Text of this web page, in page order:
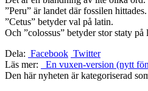
”Peru” är landet där fossilen hittades.
”Cetus” betyder val på latin.
Och ”colossus” betyder stor staty på
Dela: Facebook Twitter
Läs mer:
En vuxen-version (nytt
Den här nyheten är kategoriserad